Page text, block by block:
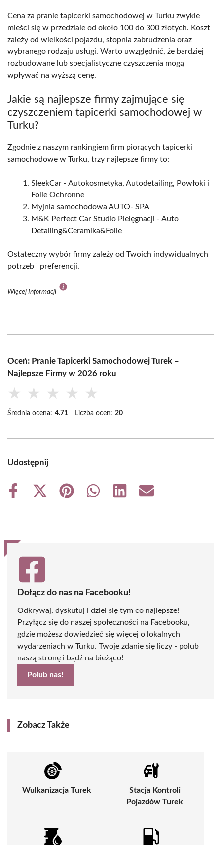
Cena za pranie tapicerki samochodowej w Turku zwykle
mieści się w przedziale od około 100 do 300 złotych. Koszt
zależy od wielkości pojazdu, stopnia zabrudzenia oraz
wybranego rodzaju usługi. Warto uwzględnić, że bardziej
rozbudowane lub specjalistyczne czyszczenia mogą
wpływać na wyższą cenę.
Jakie są najlepsze firmy zajmujące się
czyszczeniem tapicerki samochodowej w
Turku?
Zgodnie z naszym rankingiem firm piorących tapicerki
samochodowe w Turku, trzy najlepsze firmy to:
SleekCar - Autokosmetyka, Autodetailing, Powłoki i
Folie Ochronne
Myjnia samochodowa AUTO- SPA
M&K Perfect Car Studio Pielęgnacji - Auto
Detailing&Ceramika&Folie
Ostateczny wybór firmy zależy od Twoich indywidualnych
potrzeb i preferencji.
Więcej Informacji
Oceń: Pranie Tapicerki Samochodowej Turek –
Najlepsze Firmy w 2026 roku
★ ★ ★ ★ ★
Średnia ocena: 4.71 Liczba ocen: 20
Udostępnij
Share
Share
(Twitter)
Share
Share
Share
Share
Dołącz do nas na Facebooku!
Odkrywaj, dyskutuj i dziel się tym co najlepsze!
Przyłącz się do naszej społeczności na Facebooku,
gdzie możesz dowiedzieć się więcej o lokalnych
wydarzeniach w Turku. Twoje zdanie się liczy - polub
naszą stronę i bądź na bieżąco!
Polub nas!
Zobacz Także
Wulkanizacja Turek
Stacja Kontroli
Pojazdów Turek